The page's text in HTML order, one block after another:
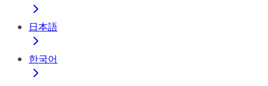
日本語
한국어